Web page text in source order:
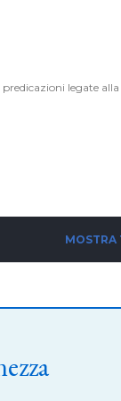
predicazioni legate alla
MOSTRA